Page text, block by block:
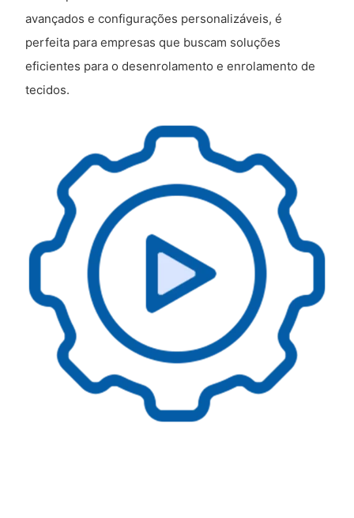
avançados e configurações personalizáveis, é
perfeita para empresas que buscam soluções
eficientes para o desenrolamento e enrolamento de
tecidos.